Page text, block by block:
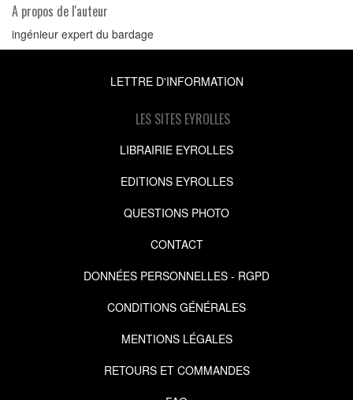
A propos de l'auteur
ingénieur expert du bardage
LETTRE D'INFORMATION
LES SITES EYROLLES
LIBRAIRIE EYROLLES
EDITIONS EYROLLES
QUESTIONS PHOTO
CONTACT
DONNÉES PERSONNELLES - RGPD
CONDITIONS GÉNÉRALES
MENTIONS LÉGALES
RETOURS ET COMMANDES